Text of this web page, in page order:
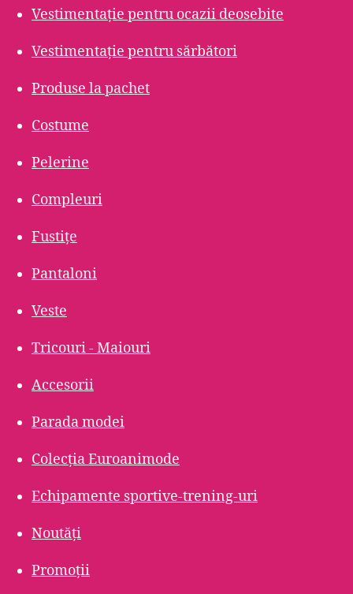
Vestimentație pentru ocazii deosebite
Vestimentație pentru sărbători
Produse la pachet
Costume
Pelerine
Compleuri
Fustițe
Pantaloni
Veste
Tricouri - Maiouri
Accesorii
Parada modei
Colecția Euroanimode
Echipamente sportive-trening-uri
Noutăți
Promoții